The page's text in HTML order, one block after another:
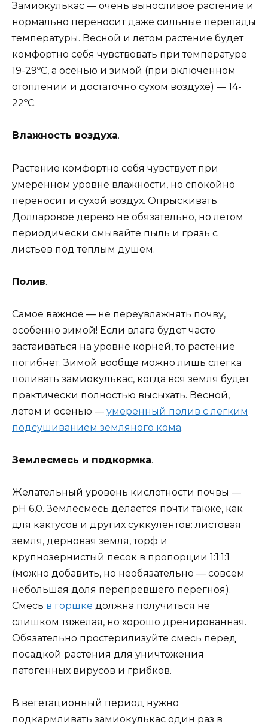
Замиокулькас — очень выносливое растение и
нормально переносит даже сильные перепады
температуры. Весной и летом растение будет
комфортно себя чувствовать при температуре
19-29ºC, а осенью и зимой (при включенном
отоплении и достаточно сухом воздухе) — 14-
22ºC.
Влажность воздуха.
Растение комфортно себя чувствует при
умеренном уровне влажности, но спокойно
переносит и сухой воздух. Опрыскивать
Долларовое дерево не обязательно, но летом
периодически смывайте пыль и грязь с
листьев под теплым душем.
Полив.
Самое важное — не переувлажнять почву,
особенно зимой! Если влага будет часто
застаиваться на уровне корней, то растение
погибнет. Зимой вообще можно лишь слегка
поливать замиокулькас, когда вся земля будет
практически полностью высыхать. Весной,
летом и осенью — умеренный полив с легким
подсушиванием земляного кома.
Землесмесь и подкормка.
Желательный уровень кислотности почвы —
рН 6,0. Землесмесь делается почти также, как
для кактусов и других суккулентов: листовая
земля, дерновая земля, торф и
крупнозернистый песок в пропорции 1:1:1:1
(можно добавить, но необязательно — совсем
небольшая доля перепревшего перегноя).
Смесь в горшке должна получиться не
слишком тяжелая, но хорошо дренированная.
Обязательно простерилизуйте смесь перед
посадкой растения для уничтожения
патогенных вирусов и грибков.
В вегетационный период нужно
подкармливать замиокулькас один раз в